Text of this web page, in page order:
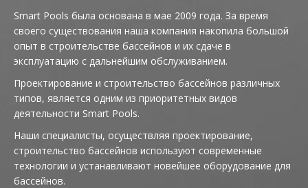
Smart Pools была основана в мае 2009 года. За время
своего существования наша компания накопила большой
опыт в строительстве бассейнов и их сдаче в
эксплуатацию с дальнейшим обслуживанием.
Проектирование и строительство бассейнов различных
типов, является одним из приоритетных видов
деятельности Smart Pools.
Наши специалисты, осуществляя проектирование,
строительство бассейнов используют современные
технологии и устанавливают новейшее оборудование для
бассейнов.